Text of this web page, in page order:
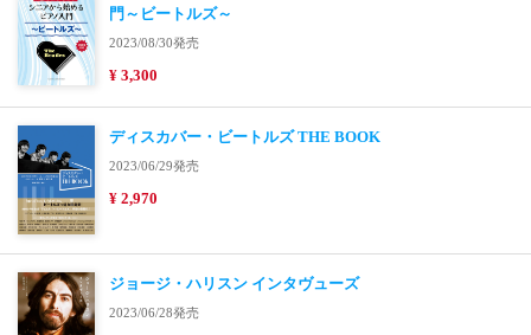
門～ビートルズ～
2023/08/30発売
¥ 3,300
ディスカバー・ビートルズ THE BOOK
2023/06/29発売
¥ 2,970
ジョージ・ハリスン インタヴューズ
2023/06/28発売